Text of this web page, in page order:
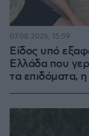
Είδος υπό
Ελλάδα που
τα επιδόματα,
07.08.2026, 15:59